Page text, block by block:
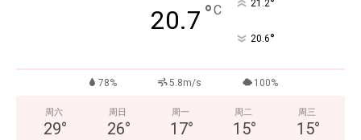
20.7 °C 21.2°
20.6°
78% 5.8m/s 100%
周六
29°
周日
26°
周一
17°
周二
15°
周三
15°